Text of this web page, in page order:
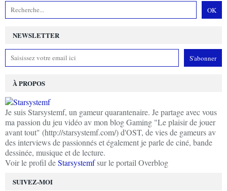
NEWSLETTER
SUIVEZ-MOI
À PROPOS
Je suis Starsystemf, un gameur quarantenaire. Je partage avec vous
ma passion du jeu vidéo av mon blog Gaming "Le plaisir de jouer
avant tout" (http://starsystemf.com/) d'OST, de vies de gameurs av
des interviews de passionnés et également je parle de ciné, bande
dessinée, musique et de lecture.
Voir le profil deStarsystemfsur le portail Overblog